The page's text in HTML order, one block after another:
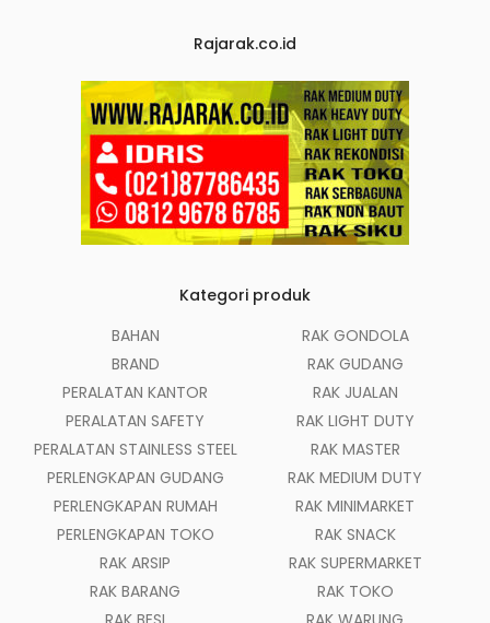
Rajarak.co.id
Kategori produk
BAHAN
BRAND
PERALATAN KANTOR
PERALATAN SAFETY
PERALATAN STAINLESS STEEL
PERLENGKAPAN GUDANG
PERLENGKAPAN RUMAH
PERLENGKAPAN TOKO
RAK ARSIP
RAK BARANG
RAK GONDOLA
RAK GUDANG
RAK JUALAN
RAK LIGHT DUTY
RAK MASTER
RAK MEDIUM DUTY
RAK MINIMARKET
RAK SNACK
RAK SUPERMARKET
RAK TOKO